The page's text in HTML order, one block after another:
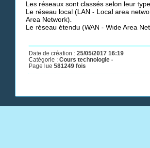
Les réseaux sont classés selon leur
Le réseau local (LAN - Local area
Area Network).
Le réseau étendu (WAN - Wide Area
Date de création : 25/05/2017 16:19
Catégorie : Cours technologie -
Page lue 581249 fois